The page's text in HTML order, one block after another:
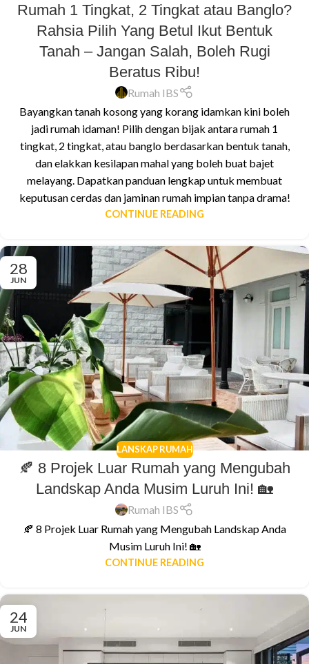
Rumah 1 Tingkat, 2 Tingkat atau Banglo?
Rahsia Pilih Yang Betul Ikut Bentuk
Tanah – Jangan Salah, Boleh Rugi
Beratus Ribu!
Rumah IBS
Bayangkan tanah kosong yang korang idamkan kini boleh
jadi rumah idaman! Pilih dengan bijak antara rumah 1
tingkat, 2 tingkat, atau banglo berdasarkan bentuk tanah,
dan elakkan kesilapan mahal yang boleh buat bajet
melayang. Dapatkan panduan lengkap untuk membuat
keputusan cerdas dan jaminan rumah impian tanpa drama!
CONTINUE READING
28
JUN
LANSKAP RUMAH
🍂 8 Projek Luar Rumah yang Mengubah
Landskap Anda Musim Luruh Ini! 🏡
Rumah IBS
🍂 8 Projek Luar Rumah yang Mengubah Landskap Anda
Musim Luruh Ini! 🏡
CONTINUE READING
24
JUN